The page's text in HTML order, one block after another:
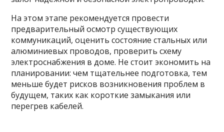
На этом этапе рекомендуется провести
предварительный осмотр существующих
коммуникаций, оценить состояние стальных или
алюминиевых проводов, проверить схему
электроснабжения в доме. Не стоит экономить на
планировании: чем тщательнее подготовка, тем
меньше будет рисков возникновения проблем в
будущем, таких как короткие замыкания или
перегрев кабелей.